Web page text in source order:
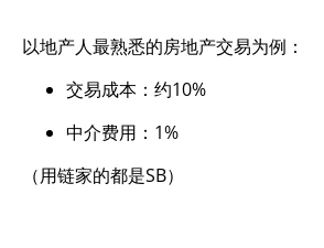
以地产人最熟悉的房地产交易为例：
交易成本：约10%
中介费用：1%
（用链家的都是SB）